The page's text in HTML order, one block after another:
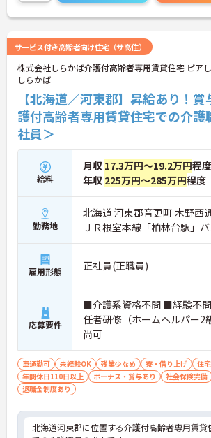
サービス付き高齢者向け住宅（サ高住）
株式会社しらかば介護付高齢者専用賃貸住宅 ピア
しらかば
【北海道／河東郡】昇給あり！
護付高齢者専用賃貸住宅での介護
社員＞
給料
月収 17.3万円～19.2万円程
年収 225万円～285万円程
勤務地
北海道 河東郡音更町 木野西
ＪＲ根室本線「柏林台駅」
雇用形態 正社員(正職員)
応募要件
■介護系資格不問 ■経験不
任者研修（ホームヘルパー2
尚可
車通勤可 未経験OK 残業少なめ 寮・借り上げ 住
年間休日110日以上
ボーナス・賞与あり 社会保険完備
退職金制度あり
北海道河東郡に位置する介護付高齢者専用賃貸